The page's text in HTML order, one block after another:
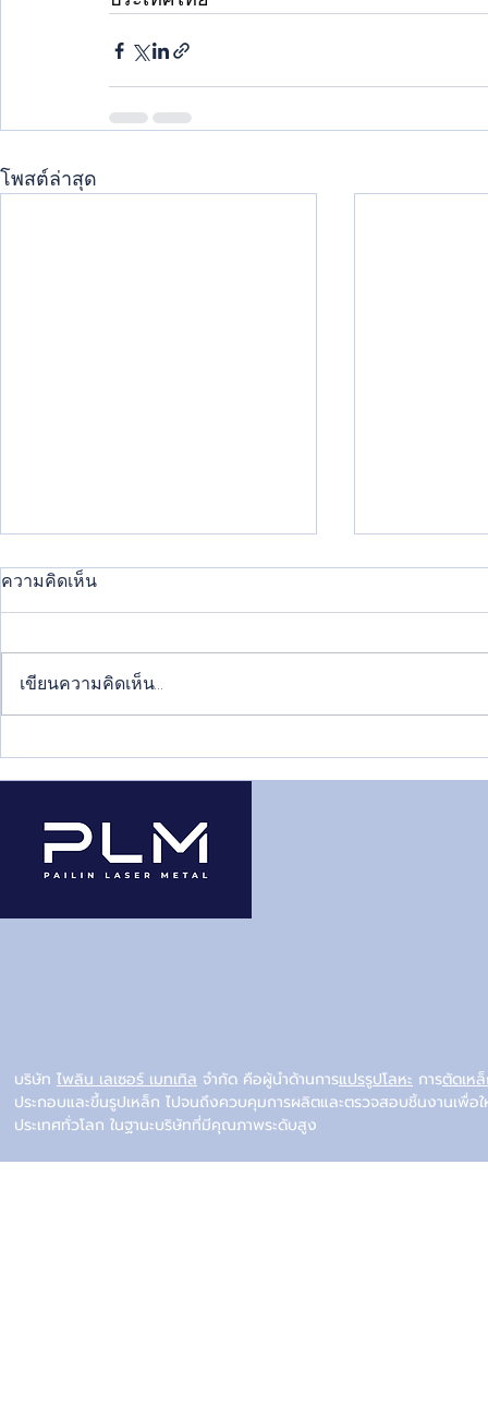
โพสต์ล่าสุด
วิธีพ่นสีพาวเดอร์โค้ทที่ถูกต้อง
ทำให้สีติดทนยาวนาน
แนวเชื่อมเ
อะไรบ้าง แ
ความคิดเห็น
เขียนความคิดเห็น…
บริษัท ไพลิน เลเซอร์ เมทเทิล จำกัด คือผู้นำด้านการแปรรูปโลหะ การตัดเห
ประกอบและขึ้นรูปเหล็ก ไปจนถึงควบคุมการผลิตและตรวจสอบชิ้นงานเพื่
ประเทศทั่วโลก ในฐานะบริษัทที่มีคุณภาพระดับสูง